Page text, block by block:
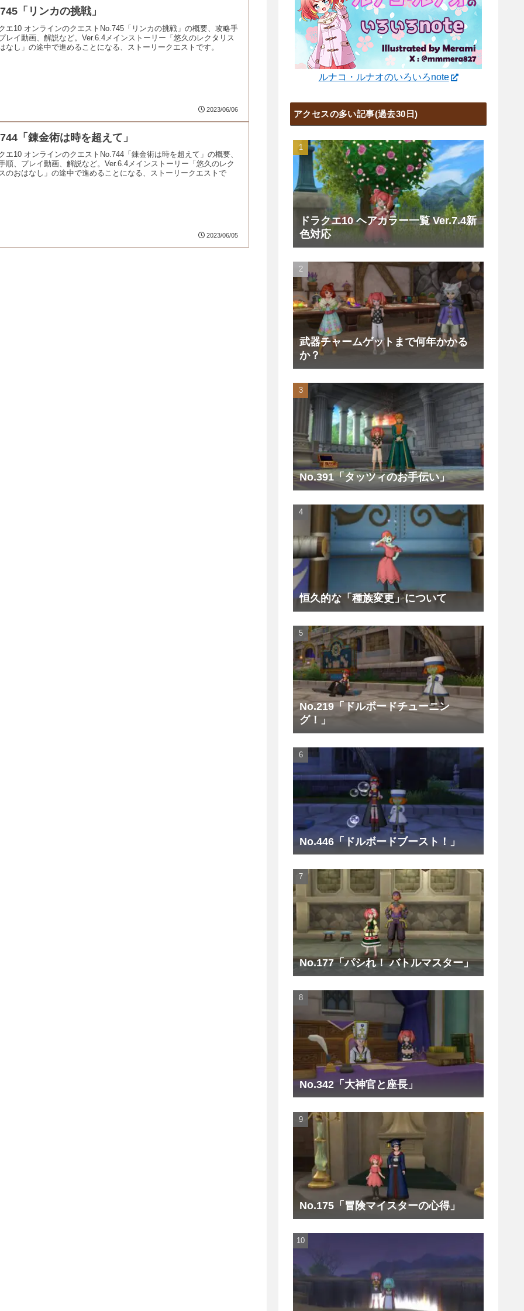
「リンカの挑戦」
エ10 オンラインのクエストNo.745「リンカの挑戦」の概要、攻略手
レイ動画、解説など。Ver.6.4メインストーリー「悠久のレクタリス
なし」の途中で進めることになる、ストーリークエストです。
2023/06/06
「錬金術は時を超えて」
エ10 オンラインのクエストNo.744「錬金術は時を超えて」の概要、
順、プレイ動画、解説など。Ver.6.4メインストーリー「悠久のレク
のおはなし」の途中で進めることになる、ストーリークエストで
2023/06/05
ルナコ・ルナオのいろいろnote
アクセスの多い記事(過去30日)
ドラクエ10 ヘアカラー一覧 Ver.7.4新
色対応
武器チャームゲットまで何年かかる
か？
No.391「タッツィのお手伝い」
恒久的な「種族変更」について
No.219「ドルボードチューニン
グ！」
No.446「ドルボードブースト！」
No.177「パシれ！ バトルマスター」
No.342「大神官と座長」
No.175「冒険マイスターの心得」